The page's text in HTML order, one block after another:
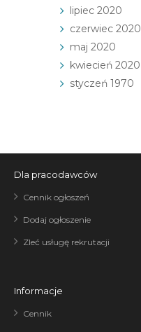
lipiec 2020
czerwiec 2020
maj 2020
kwiecień 2020
styczeń 1970
Dla pracodawców
Cennik ogłoszeń
Dodaj ogłoszenie
Zleć usługę rekrutacji
Informacje
Cennik